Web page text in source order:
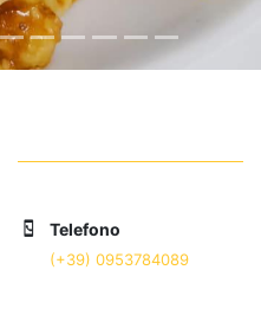
Telefono
(+39) 0953784089